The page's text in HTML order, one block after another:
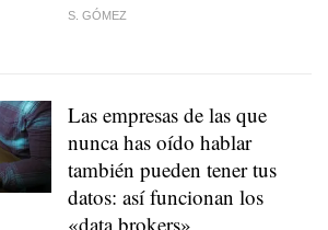
S. GÓMEZ
Las empresas de las que
nunca has oído hablar
también pueden tener tus
datos: así funcionan los
«data brokers»